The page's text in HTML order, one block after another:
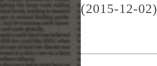
(2015-12-02)